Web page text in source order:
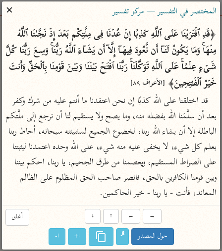
ساهم معنا في نشر القرآن والعلم الشرعي
الباحث القرآني
بحث تفسير علوم مصاحف معاجم
Type 2 or more characters for results.
Type 1 or more
characters for results.
أمّهات
تفسير الطبري
تفسير ابن كثير
تفسير القرطبي
تفسير البغوي
تفسير ابن الجوزي
عامّة
فتح البيان للقنوجي
فتح القدير للشوكاني
تفسير ابن جزي
موسوعات
تفسير الآلوسي
تفسير الرازي
معاصرة
الميسر
المختصر في
التفسير
تفسير السعدي
أيسر التفاسير
القرآن – تدبر وعمل
تفسير ابن عثيمين
المختصر في التفسير — مركز تفسير
✕
خَیۡرُ ٱلۡفَـٰتِحِینَ﴾ [الأعراف ٨٩]
قد اختلقنا على الله كذبًا إن نحن اعتقدنا ما أنتم عليه من شرك وكفر
المعاند، فأنت - يا ربنا - خير الحاكمين.
أغلق →
←
↑
↓
حول المصدر ا+ ا-